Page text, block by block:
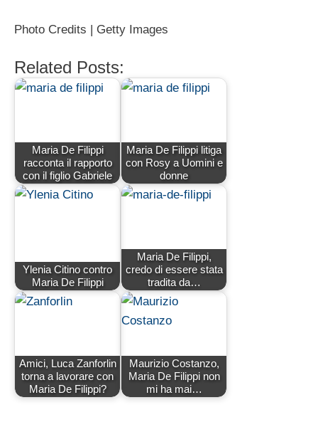
Photo Credits | Getty Images
Related Posts:
Maria De Filippi
racconta il rapporto
con il figlio Gabriele
Maria De Filippi litiga
con Rosy a Uomini e
donne
Ylenia Citino contro
Maria De Filippi
Maria De Filippi,
credo di essere stata
tradita da…
Amici, Luca Zanforlin
torna a lavorare con
Maria De Filippi?
Maurizio Costanzo,
Maria De Filippi non
mi ha mai…